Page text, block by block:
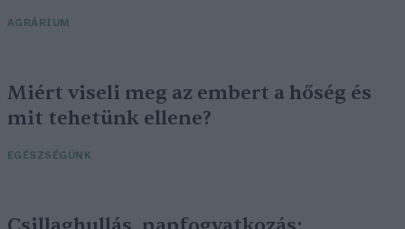
AGRÁRIUM
Miért viseli meg az embert a hőség és
mit tehetünk ellene?
EGÉSZSÉGÜNK